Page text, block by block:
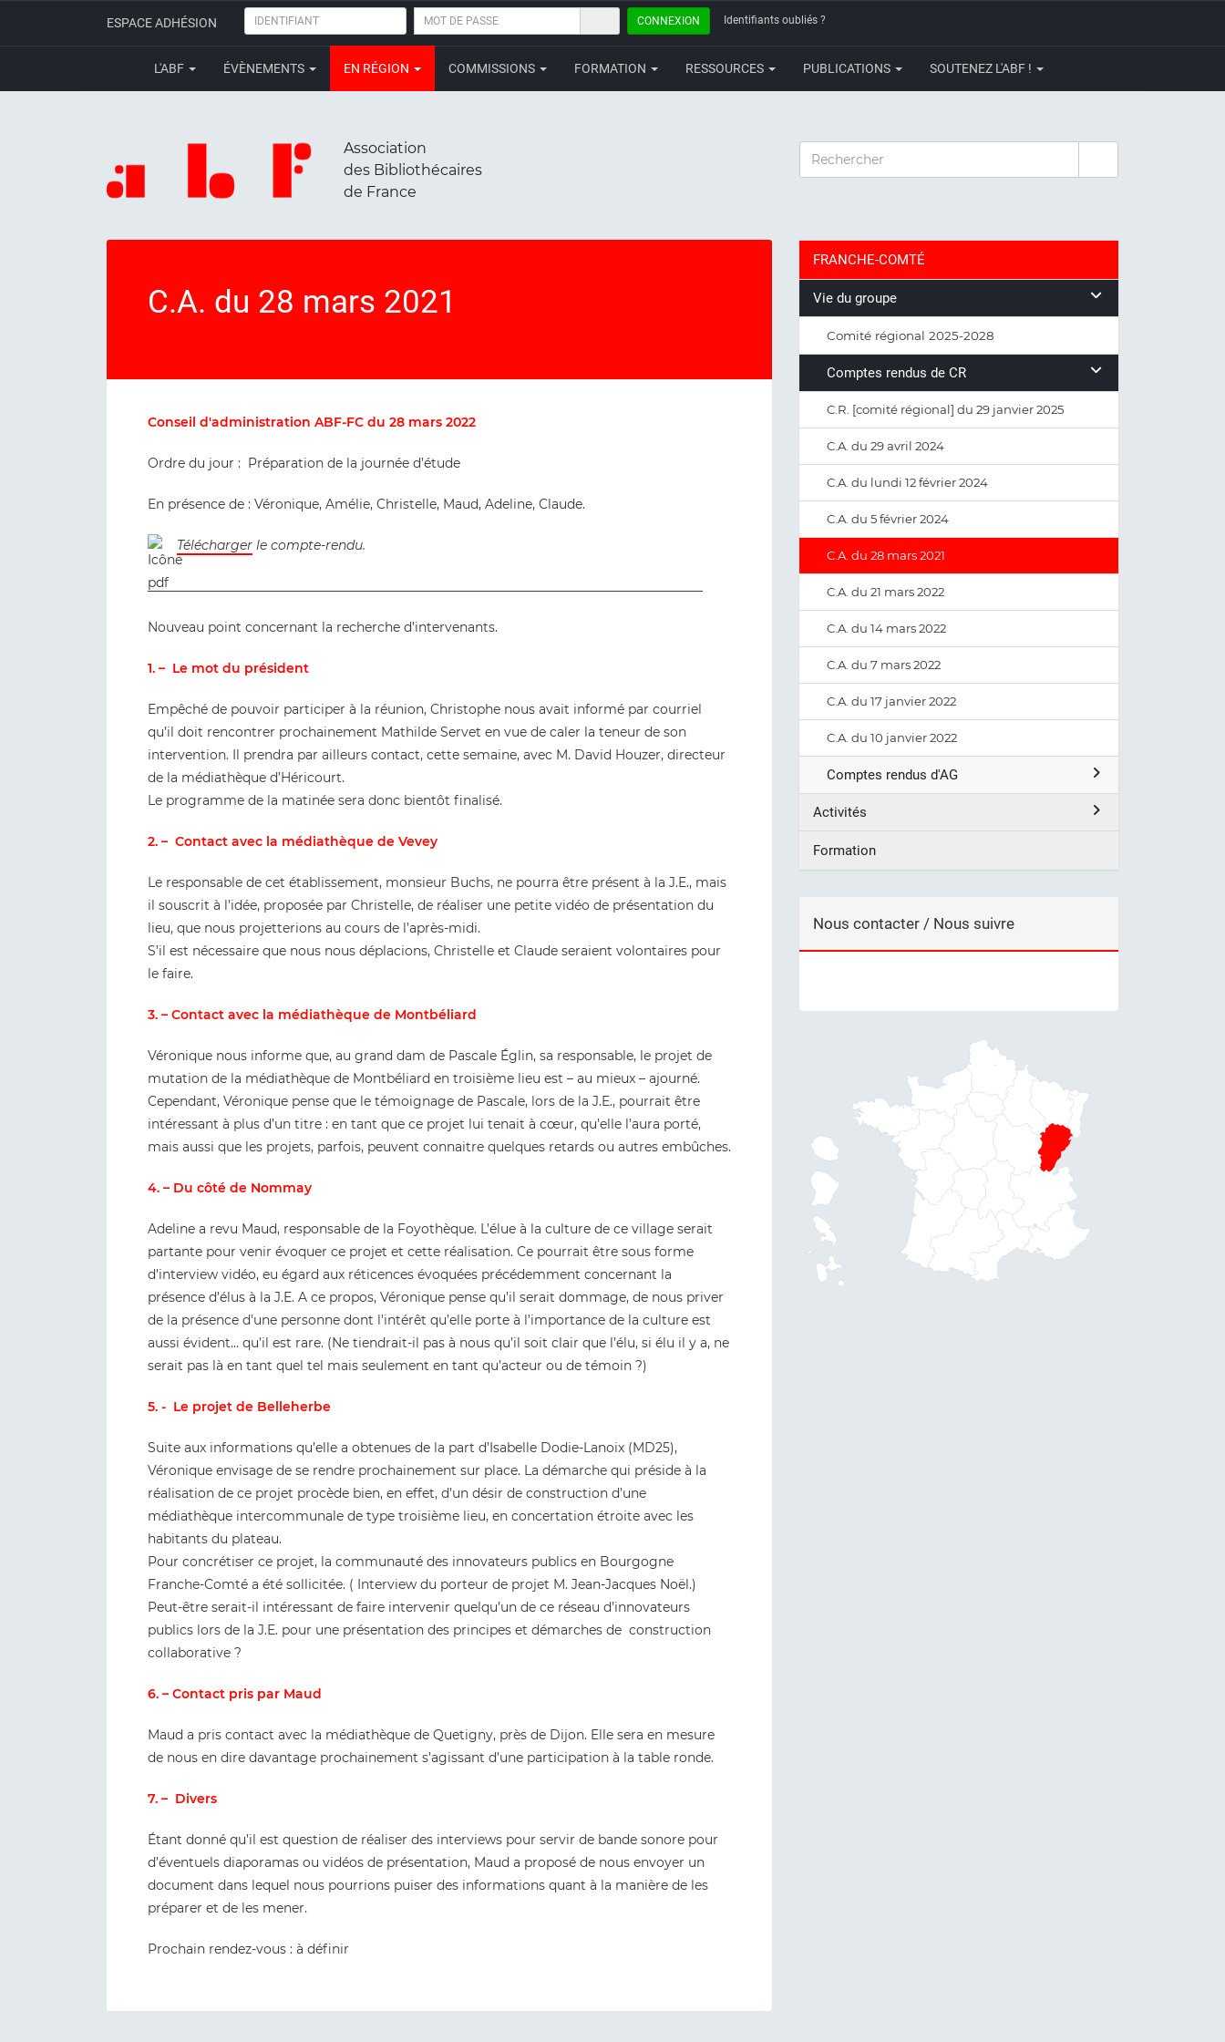
ESPACE ADHÉSION IDENTIFIANT
MOT
PASSE
CONNEXION Identifiants oubliés ?
L'ABF ÉVÈNEMENTS EN RÉGION COMMISSIONS FORMATION RESSOURCES PUBLICATIONS SOUTENEZ L'ABF !
Association
des Bibliothécaires
de France
RECHERCHER
C.A. du 28 mars 2021
Conseil d'administration ABF-FC du 28 mars 2022
Ordre du jour : Préparation de la journée d’étude
En présence de : Véronique, Amélie, Christelle, Maud, Adeline, Claude.
Télécharger le compte-rendu.
_______________________________________________________________________________________
Nouveau point concernant la recherche d’intervenants.
1. – Le mot du président
Empêché de pouvoir participer à la réunion, Christophe nous avait informé par courriel
qu’il doit rencontrer prochainement Mathilde Servet en vue de caler la teneur de son
intervention. Il prendra par ailleurs contact, cette semaine, avec M. David Houzer, directeur
de la médiathèque d’Héricourt.
Le programme de la matinée sera donc bientôt finalisé.
2. – Contact avec la médiathèque de Vevey
Le responsable de cet établissement, monsieur Buchs, ne pourra être présent à la J.E., mais
il souscrit à l’idée, proposée par Christelle, de réaliser une petite vidéo de présentation du
lieu, que nous projetterions au cours de l’après-midi.
S’il est nécessaire que nous nous déplacions, Christelle et Claude seraient volontaires pour
le faire.
3. – Contact avec la médiathèque de Montbéliard
Véronique nous informe que, au grand dam de Pascale Églin, sa responsable, le projet de
mutation de la médiathèque de Montbéliard en troisième lieu est – au mieux – ajourné.
Cependant, Véronique pense que le témoignage de Pascale, lors de la J.E., pourrait être
intéressant à plus d’un titre : en tant que ce projet lui tenait à cœur, qu’elle l’aura porté,
mais aussi que les projets, parfois, peuvent connaitre quelques retards ou autres embûches.
4. – Du côté de Nommay
Adeline a revu Maud, responsable de la Foyothèque. L’élue à la culture de ce village serait
partante pour venir évoquer ce projet et cette réalisation. Ce pourrait être sous forme
d’interview vidéo, eu égard aux réticences évoquées précédemment concernant la
présence d’élus à la J.E. A ce propos, Véronique pense qu’il serait dommage, de nous priver
de la présence d’une personne dont l’intérêt qu’elle porte à l’importance de la culture est
aussi évident… qu’il est rare. (Ne tiendrait-il pas à nous qu’il soit clair que l’élu, si élu il y a, ne
serait pas là en tant quel tel mais seulement en tant qu’acteur ou de témoin ?)
5. - Le projet de Belleherbe
Suite aux informations qu’elle a obtenues de la part d’Isabelle Dodie-Lanoix (MD25),
Véronique envisage de se rendre prochainement sur place. La démarche qui préside à la
réalisation de ce projet procède bien, en effet, d’un désir de construction d’une
médiathèque intercommunale de type troisième lieu, en concertation étroite avec les
habitants du plateau.
Pour concrétiser ce projet, la communauté des innovateurs publics en Bourgogne
Franche-Comté a été sollicitée. ( Interview du porteur de projet M. Jean-Jacques Noël.)
Peut-être serait-il intéressant de faire intervenir quelqu’un de ce réseau d’innovateurs
publics lors de la J.E. pour une présentation des principes et démarches de construction
collaborative ?
6. – Contact pris par Maud
Maud a pris contact avec la médiathèque de Quetigny, près de Dijon. Elle sera en mesure
de nous en dire davantage prochainement s’agissant d’une participation à la table ronde.
7. – Divers
Étant donné qu’il est question de réaliser des interviews pour servir de bande sonore pour
d’éventuels diaporamas ou vidéos de présentation, Maud a proposé de nous envoyer un
document dans lequel nous pourrions puiser des informations quant à la manière de les
préparer et de les mener.
Prochain rendez-vous : à définir
FRANCHE-COMTÉ
Vie du groupe
Comité régional 2025-2028
Comptes rendus de CR
C.R. [comité régional] du 29 janvier 2025
C.A. du 29 avril 2024
C.A. du lundi 12 février 2024
C.A. du 5 février 2024
C.A. du 28 mars 2021
C.A. du 21 mars 2022
C.A. du 14 mars 2022
C.A. du 7 mars 2022
C.A. du 17 janvier 2022
C.A. du 10 janvier 2022
Comptes rendus d'AG
Activités
Formation
Nous contacter / Nous suivre